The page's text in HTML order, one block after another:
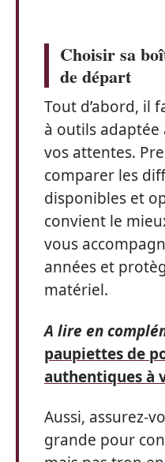
Choisir sa
de départ
Tout d’abord, il
à outils adaptée
vos attentes.
comparer les
disponibles et
convient le
vous
années et
matériel.
A lire en
paupiettes de
authentiques à
Aussi, assurez-
grande pour